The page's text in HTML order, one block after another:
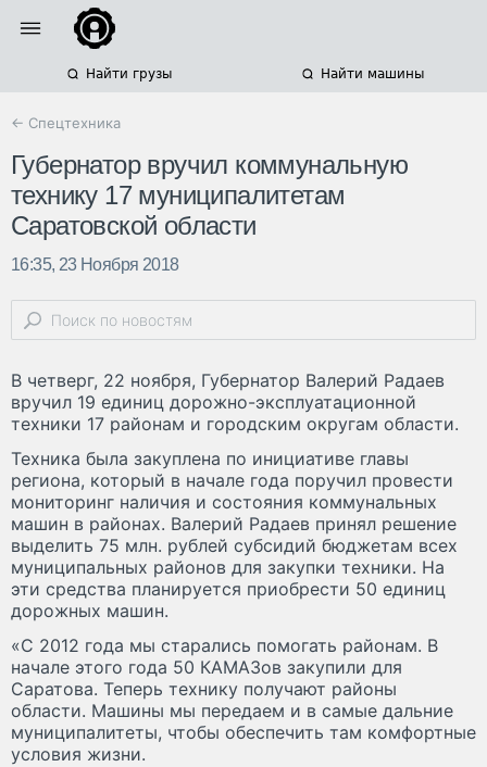
Найти грузы Найти машины
← Спецтехника
Губернатор вручил коммунальную
технику 17 муниципалитетам
Саратовской области
16:35, 23 Ноября 2018
В четверг, 22 ноября, Губернатор Валерий Радаев
вручил 19 единиц дорожно-эксплуатационной
техники 17 районам и городским округам области.
Техника была закуплена по инициативе главы
региона, который в начале года поручил провести
мониторинг наличия и состояния коммунальных
машин в районах. Валерий Радаев принял решение
выделить 75 млн. рублей субсидий бюджетам всех
муниципальных районов для закупки техники. На
эти средства планируется приобрести 50 единиц
дорожных машин.
«С 2012 года мы старались помогать районам. В
начале этого года 50 КАМАЗов закупили для
Саратова. Теперь технику получают районы
области. Машины мы передаем и в самые дальние
муниципалитеты, чтобы обеспечить там комфортные
условия жизни.